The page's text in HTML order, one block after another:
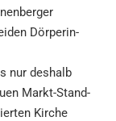
ger
Dörper­in­
nur deshalb
Markt-Stand­
Kirche